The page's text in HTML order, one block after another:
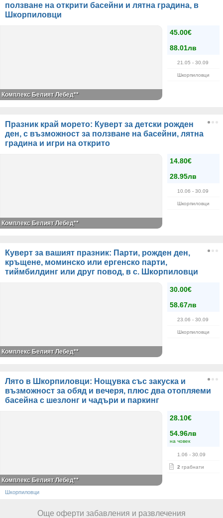
ползване на открити басейни и лятна градина, в
Шкорпиловци
45.00€
88.01лв
21.05 - 30.09
Шкорпиловци
Комплекс Белият Лебед**
Празник край морето: Куверт за детски рожден
ден, с възможност за ползване на басейни, лятна
градина и игри на открито
14.80€
28.95лв
10.06 - 30.09
Шкорпиловци
Комплекс Белият Лебед**
Куверт за вашият празник: Парти, рожден ден,
кръщене, моминско или ергенско парти,
тиймбилдинг или друг повод, в с. Шкорпиловци
30.00€
58.67лв
23.06 - 30.09
Шкорпиловци
Комплекс Белият Лебед**
Лято в Шкорпиловци: Нощувка със закуска и
възможност за обяд и вечеря, плюс два отопляеми
басейна с шезлонг и чадъри и паркинг
28.10€
54.96лв
на човек
1.06 - 30.09
2 грабнати
Комплекс Белият Лебед**
Шкорпиловци
Още оферти забавления и развлечения